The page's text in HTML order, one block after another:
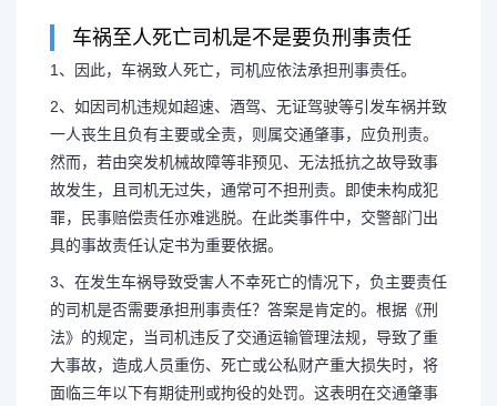
车祸至人死亡司机是不是要负刑事责任
1、因此，车祸致人死亡，司机应依法承担刑事责任。
2、如因司机违规如超速、酒驾、无证驾驶等引发车祸并致
一人丧生且负有主要或全责，则属交通肇事，应负刑责。
然而，若由突发机械故障等非预见、无法抵抗之故导致事
故发生，且司机无过失，通常可不担刑责。即使未构成犯
罪，民事赔偿责任亦难逃脱。在此类事件中，交警部门出
具的事故责任认定书为重要依据。
3、在发生车祸导致受害人不幸死亡的情况下，负主要责任
的司机是否需要承担刑事责任？答案是肯定的。根据《刑
法》的规定，当司机违反了交通运输管理法规，导致了重
大事故，造成人员重伤、死亡或公私财产重大损失时，将
面临三年以下有期徒刑或拘役的处罚。这表明在交通肇事
车祸致人死亡司机怎么
亡司机要坐
1、因此，车祸致人死亡，司机